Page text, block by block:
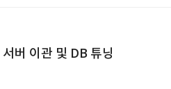
버 이관 및 DB 튜닝